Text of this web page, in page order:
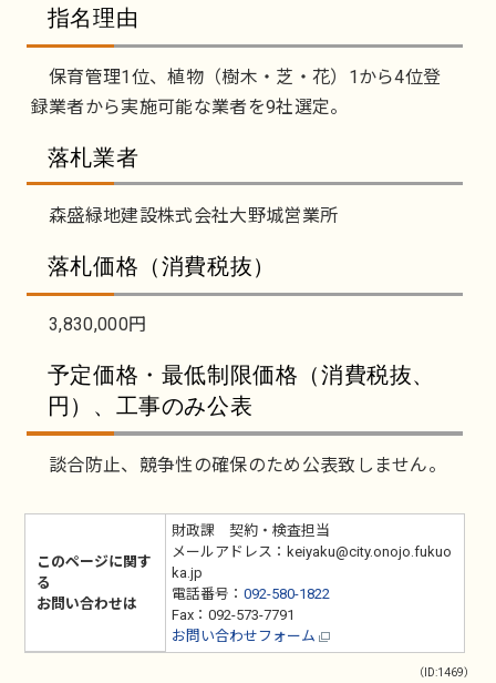
指名理由
保育管理1位、植物（樹木・芝・花）1から4位登
録業者から実施可能な業者を9社選定。
落札業者
森盛緑地建設株式会社大野城営業所
落札価格（消費税抜）
3,830,000円
予定価格・最低制限価格（消費税抜、
円）、工事のみ公表
談合防止、競争性の確保のため公表致しません。
このページに関す
る
お問い合わせは
財政課 契約・検査担当
メールアドレス：keiyaku@city.onojo.fukuo
ka.jp
電話番号： 092-580-1822
Fax：092-573-7791
お問い合わせフォーム
（ID:1469）